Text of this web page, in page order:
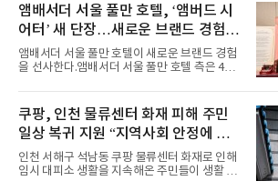
력을 앞세워 매 무대 색다른 볼거리를 선사했다.
특히 화사한 파스텔 톤의 비치웨어부터 청량한
마린룩, 햇살 아래 반짝이는 물결을 연상시키는
스커트, 강렬한 붉은 계열의 스타일링까지 각기
다른 매력을 선보였다. 브브걸은 다채로운 여름
패션을 완벽하게 소화하며 보
앰배서더 서울 풀만 호텔, ‘앰버드 시
어터’ 새 단장…새로운 브랜드 경험 선
사
앰배서더 서울 풀만 호텔이 새로운 브랜드 경험
을 선사한다.앰배서더 서울 풀만 호텔 측은 4일
이야기를 담은 인형 극장 콘셉트의 공간 ‘앰버드
시어터(Ambird Theater)’를 새롭게 선보인
다”고 밝혔다.앰배서더 서울 풀만 호텔은 로비
한편에 마련된 앰버드 존을 통해 앰버드의 세계
관을 소개해왔다. 앰버드 존은 앰버드가 우주여
행 중 수집한 다양한 굿즈를 전시한 '앰버드 플래
닛(Ambird Planet)과 계절별 플라워 연출로 사
쿠팡, 인천 물류센터 화재 피해 주민
일상 복귀 지원 “지역사회 안정에 총
력”
인천 서해구 석남동 쿠팡 물류센터 화재로 인해
임시 대피소 생활을 지속해온 주민들이 생활 터